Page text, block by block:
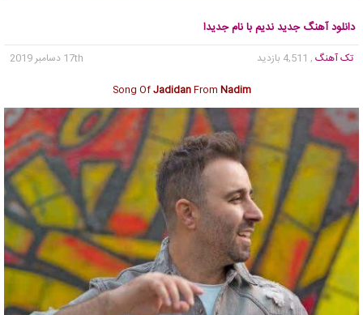
دانلود آهنگ جدید ندیم با نام جدیدا
تک آهنگ , 4,511 بازدید
17th دسامبر 2019
Song OfJadidanFrom Nadim